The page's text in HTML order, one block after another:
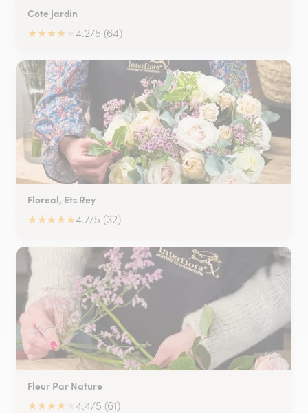
Cote Jardin
★★★★ 4.2/5 (64)
Floreal, Ets Rey
★★★★★4.7/5 (32)
Fleur Par Nature
★★★★ 4.4/5 (61)